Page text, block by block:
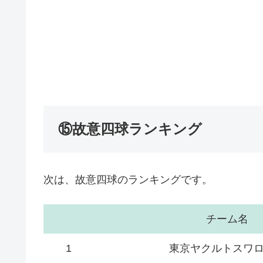
⑮故意四球ランキング
次は、故意四球のランキングです。
チーム名
1 東京ヤクルトスワ